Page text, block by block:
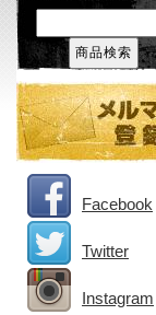
Facebook
Twitter
Instagram